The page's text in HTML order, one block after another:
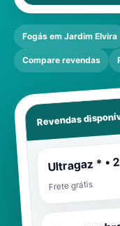
Fogás em Jardim Elvira
Compare revendas
Revendas
Ultragaz * •
Frete grátis